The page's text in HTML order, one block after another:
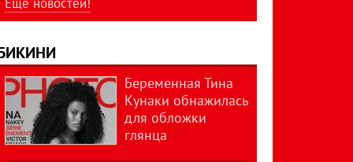
Беременная Тина
Кунаки обнажилась
для обложки
глянца